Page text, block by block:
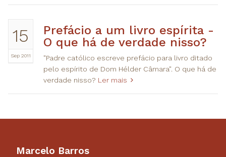
15
Sep 2011
Prefácio a um livro espírita -
O que há de verdade nisso?
"Padre católico escreve prefácio para livro ditado
pelo espírito de Dom Hélder Câmara". O que há de
verdade nisso? Ler mais
Marcelo Barros